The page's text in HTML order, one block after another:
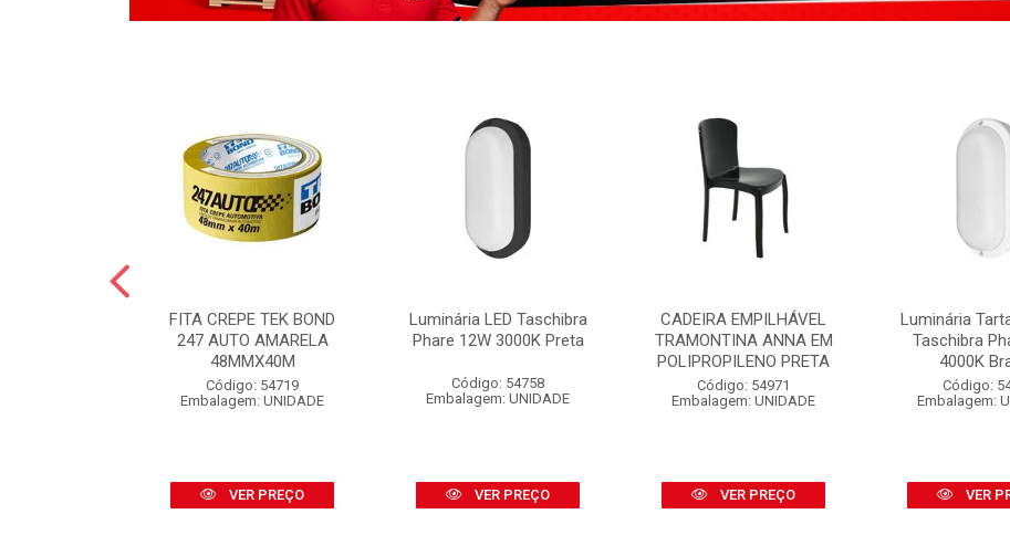
FITA CREPE TEK BOND
247 AUTO AMARELA
48MMX40M
Código: 54719
Embalagem: UNIDADE
VER PREÇO
Luminária LED Taschibra
Phare 12W 3000K Preta
Código: 54758
Embalagem: UNIDADE
VER PREÇO
CADEIRA EMPILHÁVEL
TRAMONTINA ANNA EM
POLIPROPILENO PRETA
Código: 54971
Embalagem: UNIDADE
VER PREÇO
Luminária
Taschibra
4000K
Código:
Embalagem:
VER